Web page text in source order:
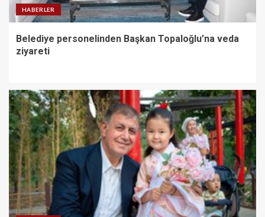
HABERLER
Belediye personelinden Başkan Topaloğlu’na veda
ziyareti